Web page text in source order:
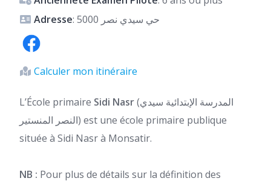
Adresse
: حي سيدي نصر 5000
Calculer mon itinéraire
L’École primaire Sidi Nasr(المدرسة الإبتدائية سيدي
النصر المنستير) est une école primaire publique
située à Sidi Nasr à Monsatir.
NB : Pour plus de détails sur la définition des